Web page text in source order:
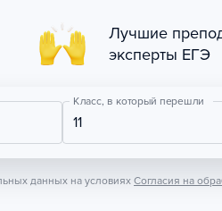
Лучшие
эксперты ЕГЭ
Класс, в который перешли
11
данных на условиях Согласия на